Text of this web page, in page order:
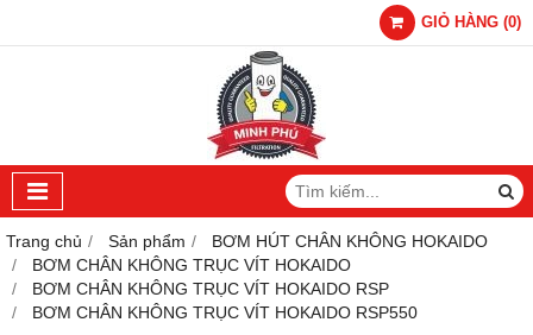
GIỎ HÀNG (0)
Trang chủ Sản phẩm
BƠM HÚT CHÂN KHÔNG HOKAIDO
BƠM CHÂN KHÔNG TRỤC VÍT HOKAIDO
BƠM CHÂN KHÔNG TRỤC VÍT HOKAIDO RSP
BƠM CHÂN KHÔNG TRỤC VÍT HOKAIDO RSP550